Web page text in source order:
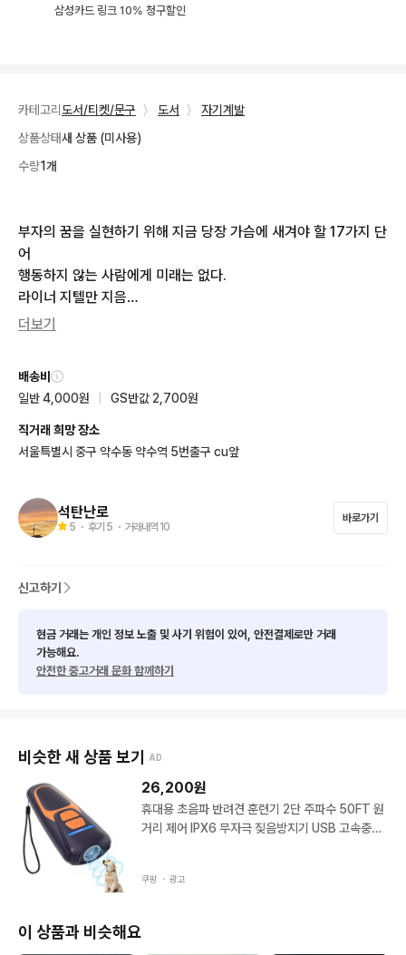
삼성카드 링크 10% 청구할인
카테고리 도서/티켓/문구 〉 도서 〉
자기계발
상품상태새 상품 (미사용)
수량1개
부자의 꿈을 실현하기 위해 지금 당장 가슴에 새겨야 할 17가지 단
어
행동하지 않는 사람에게 미래는 없다.
라이너 지텔만 지음
서정아 옮김
더보기
배송비
일반 4,000원
GS반값 2,700원
직거래 희망 장소
서울특별시 중구 약수동 약수역 5번출구 cu앞
석탄난로
5 ・ 후기 5 ・ 거래내역 10
바로가기
신고하기
현금 거래는 개인 정보 노출 및 사기 위험이 있어, 안전결제로만 거래
가능해요.
안전한 중고거래 문화 함께하기
비슷한 새 상품 보기 AD
26,200원
휴대용 초음파 반려견 훈련기 2단 주파수 50FT 원
거리 제어 IPX6 무자극 짖음방지기 USB 고속충전
쿠팡 ・ 광고
이 상품과 비슷해요